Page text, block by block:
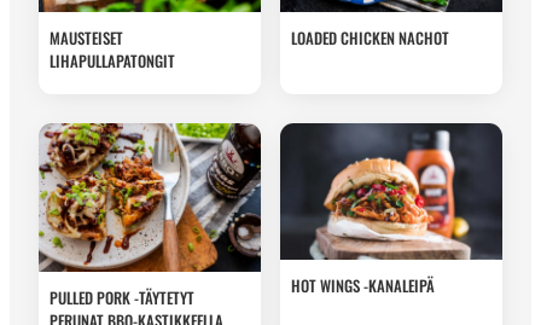
MAUSTEISET
LIHAPULLAPATONGIT
LOADED CHICKEN NACHOT
PULLED PORK -TÄYTETYT
PERUNAT BBQ-KASTIKKEELLA
HOT WINGS -KANALEIPÄ